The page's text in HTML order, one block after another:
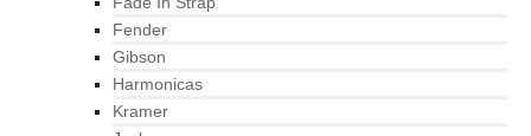
Fender
Gibson
Harmonicas
Kramer